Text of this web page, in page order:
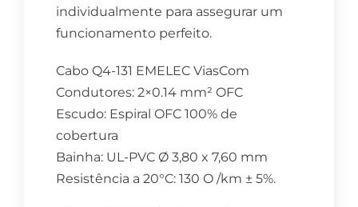
individualmente para assegurar um
funcionamento perfeito.
Cabo Q4-131 EMELEC ViasCom
Condutores: 2×0.14 mm² OFC
Escudo: Espiral OFC 100% de
cobertura
Bainha: UL-PVC Ø 3,80 x 7,60 mm
Resistência a 20°C: 130 O /km ± 5%.